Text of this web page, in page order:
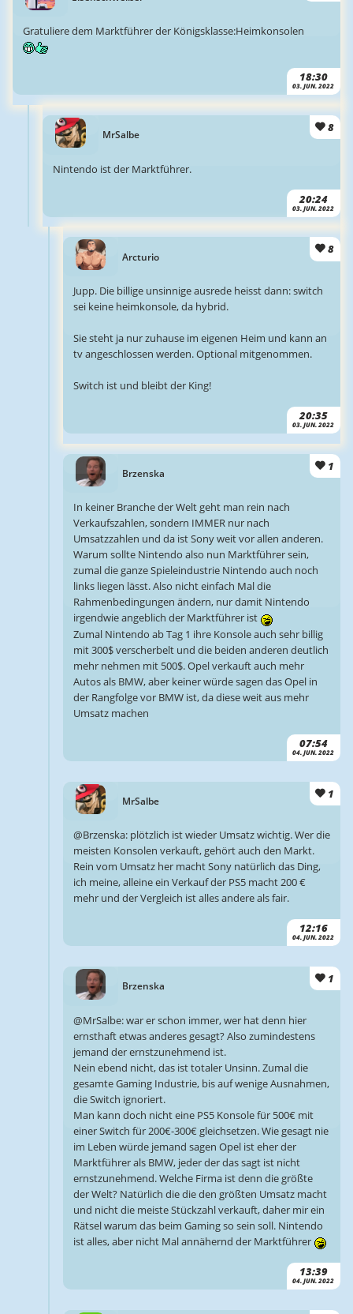
18:30
03. JUN. 2022
Gratuliere dem Marktführer der Königsklasse:Heimkonsolen
MrSalbe
8
20:24
03. JUN. 2022
Nintendo ist der Marktführer.
Arcturio
8
20:35
03. JUN. 2022
Jupp. Die billige unsinnige ausrede heisst dann: switch
sei keine heimkonsole, da hybrid.
Sie steht ja nur zuhause im eigenen Heim und kann an
tv angeschlossen werden. Optional mitgenommen.
Switch ist und bleibt der King!
Brzenska
1
07:54
04. JUN. 2022
In keiner Branche der Welt geht man rein nach
Verkaufszahlen, sondern IMMER nur nach
Umsatzzahlen und da ist Sony weit vor allen anderen.
Warum sollte Nintendo also nun Marktführer sein,
zumal die ganze Spieleindustrie Nintendo auch noch
links liegen lässt. Also nicht einfach Mal die
Rahmenbedingungen ändern, nur damit Nintendo
irgendwie angeblich der Marktführer ist
Zumal Nintendo ab Tag 1 ihre Konsole auch sehr billig
mit 300$ verscherbelt und die beiden anderen deutlich
mehr nehmen mit 500$. Opel verkauft auch mehr
Autos als BMW, aber keiner würde sagen das Opel in
der Rangfolge vor BMW ist, da diese weit aus mehr
Umsatz machen
MrSalbe
1
12:16
04. JUN. 2022
@Brzenska: plötzlich ist wieder Umsatz wichtig. Wer die
meisten Konsolen verkauft, gehört auch den Markt.
Rein vom Umsatz her macht Sony natürlich das Ding,
ich meine, alleine ein Verkauf der PS5 macht 200 €
mehr und der Vergleich ist alles andere als fair.
Brzenska
1
13:39
04. JUN. 2022
@MrSalbe: war er schon immer, wer hat denn hier
ernsthaft etwas anderes gesagt? Also zumindestens
jemand der ernstzunehmend ist.
Nein ebend nicht, das ist totaler Unsinn. Zumal die
gesamte Gaming Industrie, bis auf wenige Ausnahmen,
die Switch ignoriert.
Man kann doch nicht eine PS5 Konsole für 500€ mit
einer Switch für 200€-300€ gleichsetzen. Wie gesagt nie
im Leben würde jemand sagen Opel ist eher der
Marktführer als BMW, jeder der das sagt ist nicht
ernstzunehmend. Welche Firma ist denn die größte
der Welt? Natürlich die die den größten Umsatz macht
und nicht die meiste Stückzahl verkauft, daher mir ein
Rätsel warum das beim Gaming so sein soll. Nintendo
ist alles, aber nicht Mal annähernd der Marktführer